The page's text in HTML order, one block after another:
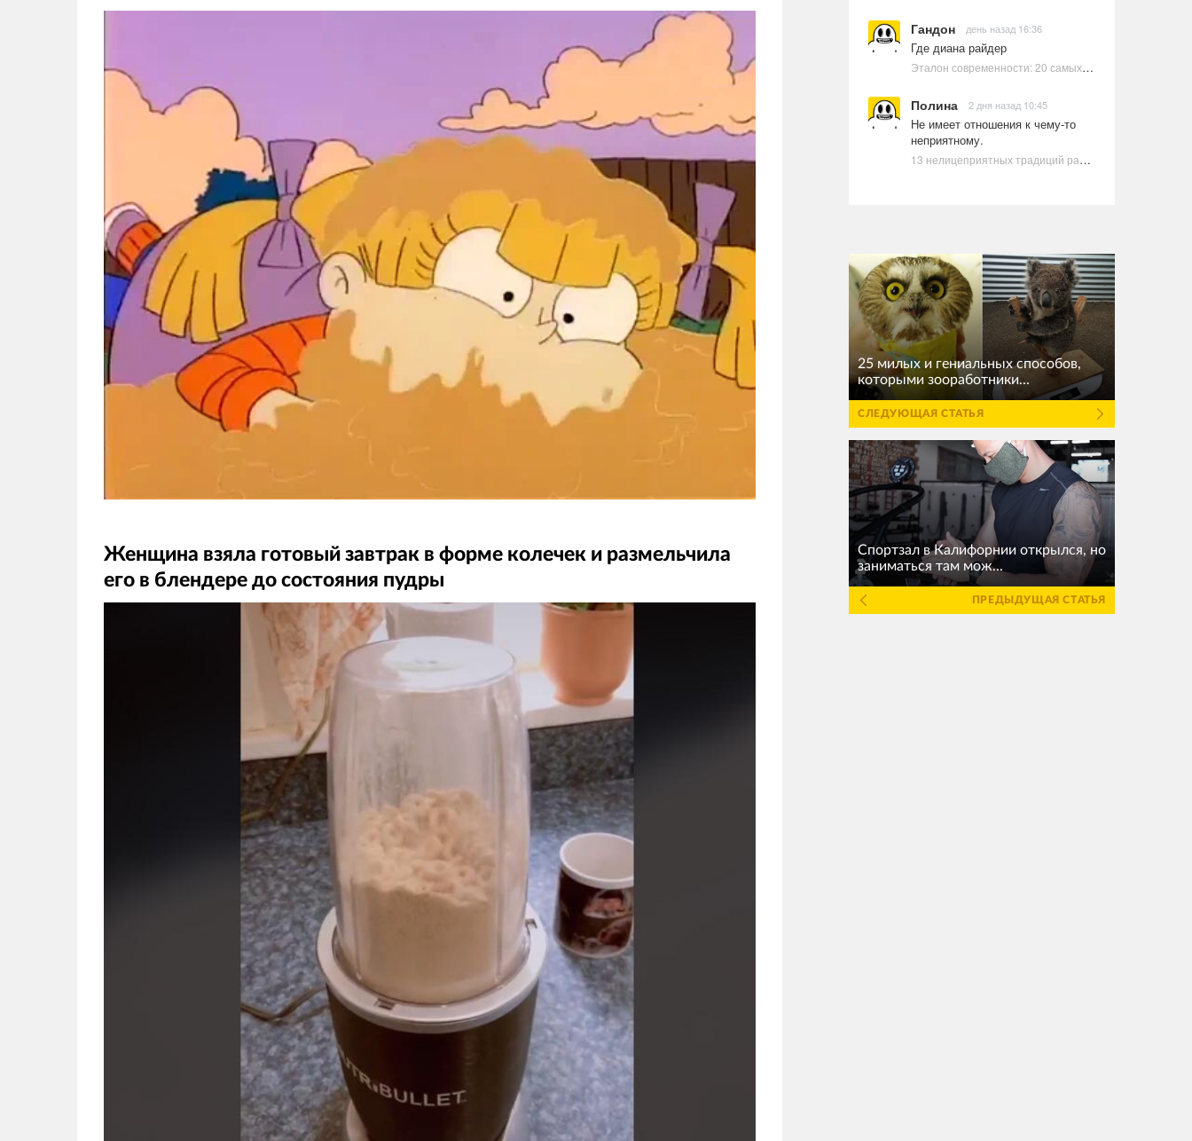
Женщина взяла готовый завтрак в форме колечек и размельчила
его в блендере до состояния пудры
Гандон день назад 16:36
Где диана райдер
Эталон современности: 20 самых красивых и привлекательных актрис Голливуда, по мнению Google | Ультрамарин
Полина 2 дня назад 10:45
Не имеет отношения к чему-то
неприятному.
13 нелицеприятных традиций разных стран, которые могут шокировать неподготовленного человека
25 милых и гениальных способов,
которыми зооработники...
СЛЕДУЮЩАЯ СТАТЬЯ
Спортзал в Калифорнии открылся, но
заниматься там мож...
ПРЕДЫДУЩАЯ СТАТЬЯ